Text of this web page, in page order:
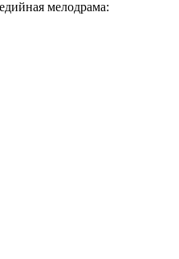
мелодрама: